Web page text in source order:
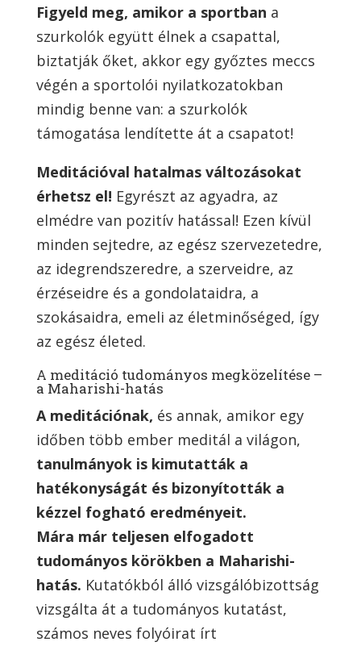
Figyeld meg, amikor a sportban a
szurkolók együtt élnek a csapattal,
biztatják őket, akkor egy győztes meccs
végén a sportolói nyilatkozatokban
mindig benne van: a szurkolók
támogatása lendítette át a csapatot!
Meditációval hatalmas változásokat
érhetsz el! Egyrészt az agyadra, az
elmédre van pozitív hatással! Ezen kívül
minden sejtedre, az egész szervezetedre,
az idegrendszeredre, a szerveidre, az
érzéseidre és a gondolataidra, a
szokásaidra, emeli az életminőséged, így
az egész életed.
A meditáció tudományos megközelítése –
a Maharishi-hatás
A meditációnak, és annak, amikor egy
időben több ember meditál a világon,
tanulmányok is kimutatták a
hatékonyságát és bizonyították a
kézzel fogható eredményeit.
Mára már teljesen elfogadott
tudományos körökben a Maharishi-
hatás. Kutatókból álló vizsgálóbizottság
vizsgálta át a tudományos kutatást,
számos neves folyóirat írt